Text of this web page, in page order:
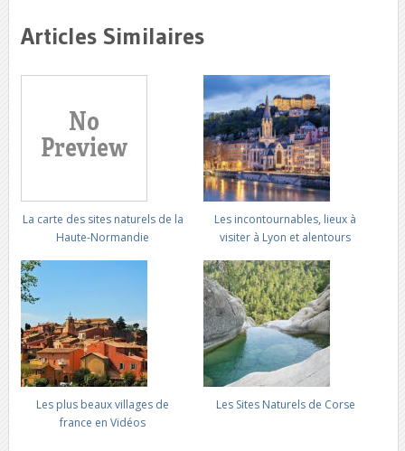
Articles Similaires
La carte des sites naturels de la
Haute-Normandie
Les incontournables, lieux à
visiter à Lyon et alentours
Les plus beaux villages de
france en Vidéos
Les Sites Naturels de Corse